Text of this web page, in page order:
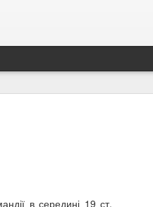
в середині 19 ст.
Теліга —
українських
самоідентичності